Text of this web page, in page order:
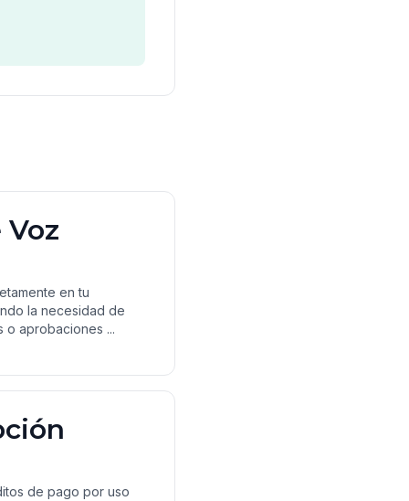
en tu
la necesidad de
o aprobaciones ...
de pago por uso